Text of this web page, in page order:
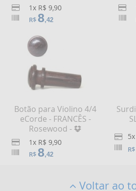
1x R$ 9,90
R$ 8,42
Botão para Violino 4/4
eCorde - FRANCÊS -
Rosewood -
1x R$ 9,90
R$ 8,42
R$
Voltar ao